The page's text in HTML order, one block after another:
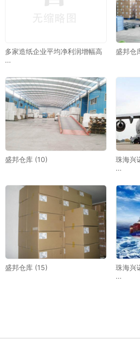
多家造纸企业平均净利润增幅高
···
盛邦仓
盛邦仓库 (10)
珠海兴
···
盛邦仓库 (15)
珠海兴
···